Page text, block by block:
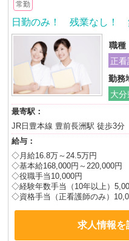
常勤
日勤のみ！ 残業なし！
職種
正
勤務
大
最寄駅：
JR日豊本線 豊前長洲駅 徒歩3分
給与：
◇月給16.8万～24.5万円
◇基本給168,000円～220,000円
◇役職手当10,000円
◇経験年数手当（10年以上）
◇資格手当（正看護師のみ）
求人情報を